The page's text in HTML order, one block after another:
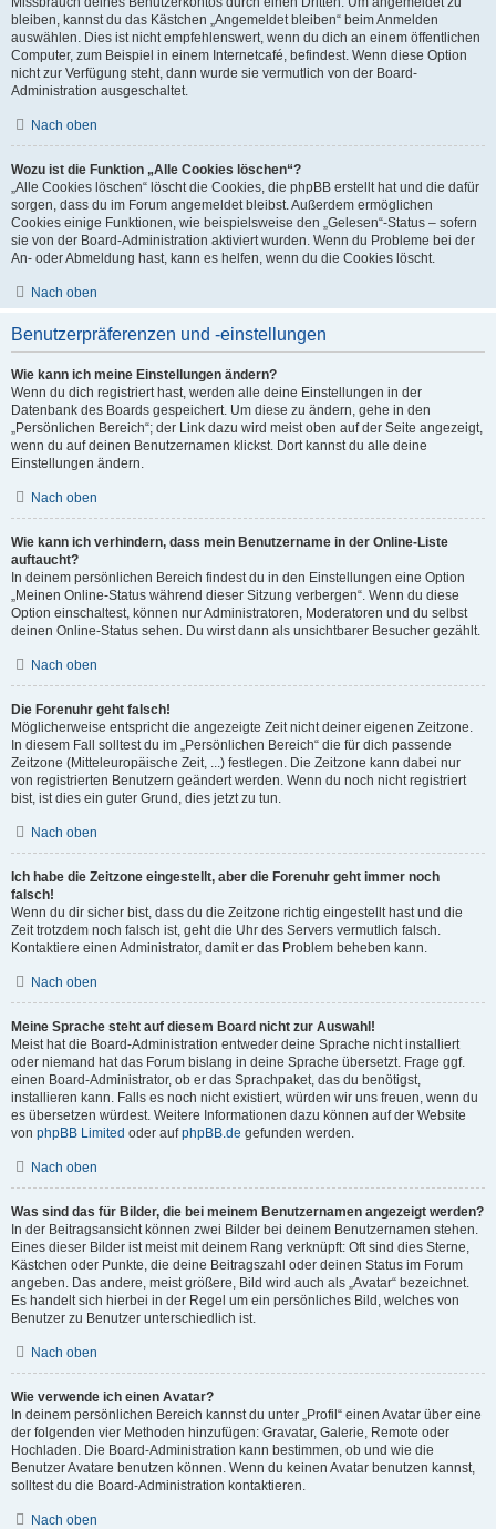
bleiben, kannst du das Kästchen „Angemeldet bleiben“ beim Anmelden
auswählen. Dies ist nicht empfehlenswert, wenn du dich an einem öffentlichen
Computer, zum Beispiel in einem Internetcafé, befindest. Wenn diese Option
nicht zur Verfügung steht, dann wurde sie vermutlich von der Board-
Administration ausgeschaltet.
Nach oben
Wozu ist die Funktion „Alle Cookies löschen“?
„Alle Cookies löschen“ löscht die Cookies, die phpBB erstellt hat und die dafür
sorgen, dass du im Forum angemeldet bleibst. Außerdem ermöglichen
Cookies einige Funktionen, wie beispielsweise den „Gelesen“-Status – sofern
sie von der Board-Administration aktiviert wurden. Wenn du Probleme bei der
An- oder Abmeldung hast, kann es helfen, wenn du die Cookies löscht.
Nach oben
Benutzerpräferenzen und -einstellungen
Wie kann ich meine Einstellungen ändern?
Wenn du dich registriert hast, werden alle deine Einstellungen in der
Datenbank des Boards gespeichert. Um diese zu ändern, gehe in den
„Persönlichen Bereich“; der Link dazu wird meist oben auf der Seite angezeigt,
wenn du auf deinen Benutzernamen klickst. Dort kannst du alle deine
Einstellungen ändern.
Nach oben
Wie kann ich verhindern, dass mein Benutzername in der Online-Liste
auftaucht?
In deinem persönlichen Bereich findest du in den Einstellungen eine Option
„Meinen Online-Status während dieser Sitzung verbergen“. Wenn du diese
Option einschaltest, können nur Administratoren, Moderatoren und du selbst
deinen Online-Status sehen. Du wirst dann als unsichtbarer Besucher gezählt.
Nach oben
Die Forenuhr geht falsch!
Möglicherweise entspricht die angezeigte Zeit nicht deiner eigenen Zeitzone.
In diesem Fall solltest du im „Persönlichen Bereich“ die für dich passende
Zeitzone (Mitteleuropäische Zeit, ...) festlegen. Die Zeitzone kann dabei nur
von registrierten Benutzern geändert werden. Wenn du noch nicht registriert
bist, ist dies ein guter Grund, dies jetzt zu tun.
Nach oben
Ich habe die Zeitzone eingestellt, aber die Forenuhr geht immer noch
falsch!
Wenn du dir sicher bist, dass du die Zeitzone richtig eingestellt hast und die
Zeit trotzdem noch falsch ist, geht die Uhr des Servers vermutlich falsch.
Kontaktiere einen Administrator, damit er das Problem beheben kann.
Nach oben
Meine Sprache steht auf diesem Board nicht zur Auswahl!
Meist hat die Board-Administration entweder deine Sprache nicht installiert
oder niemand hat das Forum bislang in deine Sprache übersetzt. Frage ggf.
einen Board-Administrator, ob er das Sprachpaket, das du benötigst,
installieren kann. Falls es noch nicht existiert, würden wir uns freuen, wenn du
es übersetzen würdest. Weitere Informationen dazu können auf der Website
von phpBB Limited oder aufphpBB.de gefunden werden.
Nach oben
Was sind das für Bilder, die bei meinem Benutzernamen angezeigt werden?
In der Beitragsansicht können zwei Bilder bei deinem Benutzernamen stehen.
Eines dieser Bilder ist meist mit deinem Rang verknüpft: Oft sind dies Sterne,
Kästchen oder Punkte, die deine Beitragszahl oder deinen Status im Forum
angeben. Das andere, meist größere, Bild wird auch als „Avatar“ bezeichnet.
Es handelt sich hierbei in der Regel um ein persönliches Bild, welches von
Benutzer zu Benutzer unterschiedlich ist.
Nach oben
Wie verwende ich einen Avatar?
In deinem persönlichen Bereich kannst du unter „Profil“ einen Avatar über eine
der folgenden vier Methoden hinzufügen: Gravatar, Galerie, Remote oder
Hochladen. Die Board-Administration kann bestimmen, ob und wie die
Benutzer Avatare benutzen können. Wenn du keinen Avatar benutzen kannst,
solltest du die Board-Administration kontaktieren.
Nach oben